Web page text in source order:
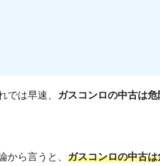
では早速、 ガスコンロの中古は
から言うと、 ガスコンロの中古